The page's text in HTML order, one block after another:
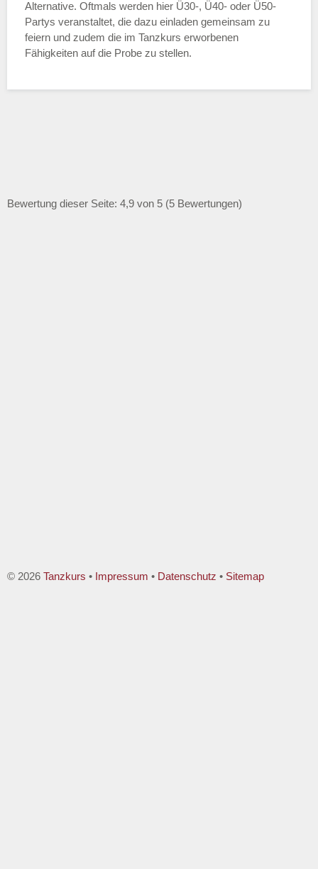
Alternative. Oftmals werden hier Ü30-, Ü40- oder Ü50-
Partys veranstaltet, die dazu einladen gemeinsam zu
feiern und zudem die im Tanzkurs erworbenen
Fähigkeiten auf die Probe zu stellen.
Bewertung dieser Seite: 4,9 von 5 (5 Bewertungen)
© 2026 Tanzkurs • Impressum • Datenschutz • Sitemap